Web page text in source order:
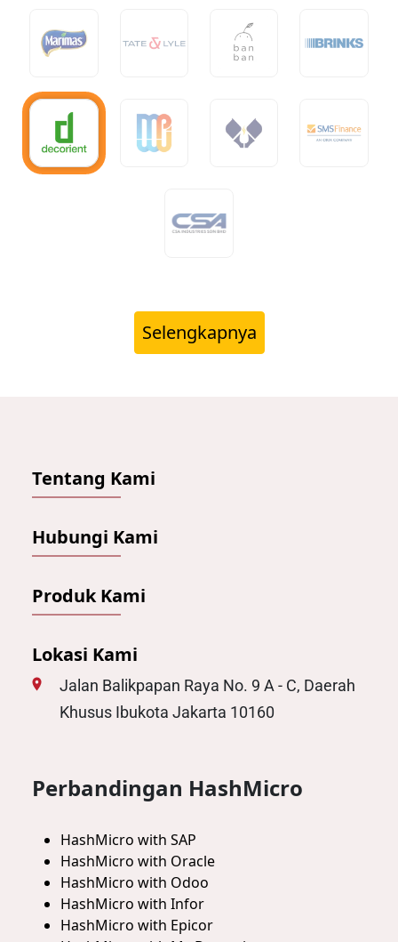
Selengkapnya
Tentang Kami
Hubungi Kami
Produk Kami
Lokasi Kami
Jalan Balikpapan Raya No. 9 A - C, Daerah
Khusus Ibukota Jakarta 10160
Perbandingan HashMicro
HashMicro with SAP
HashMicro with Oracle
HashMicro with Odoo
HashMicro with Infor
HashMicro with Epicor